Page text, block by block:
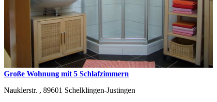
Große Wohnung mit 5 Schlafzimmern
Nauklerstr. , 89601 Schelklingen-Justingen